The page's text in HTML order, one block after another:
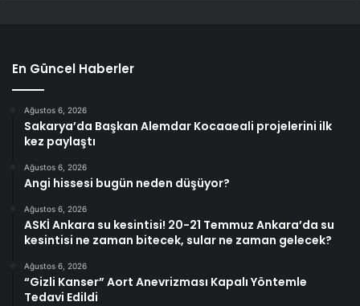
En Güncel Haberler
Ağustos 6, 2026
Sakarya’da Başkan Alemdar Kocaaeali projelerini ilk
kez paylaştı
Ağustos 6, 2026
Angi hissesi bugün neden düşüyor?
Ağustos 6, 2026
ASKİ Ankara su kesintisi! 20-21 Temmuz Ankara’da su
kesintisi ne zaman bitecek, sular ne zaman gelecek?
Ağustos 6, 2026
“Gizli Kanser” Aort Anevrizması Kapalı Yöntemle
Tedavi Edildi